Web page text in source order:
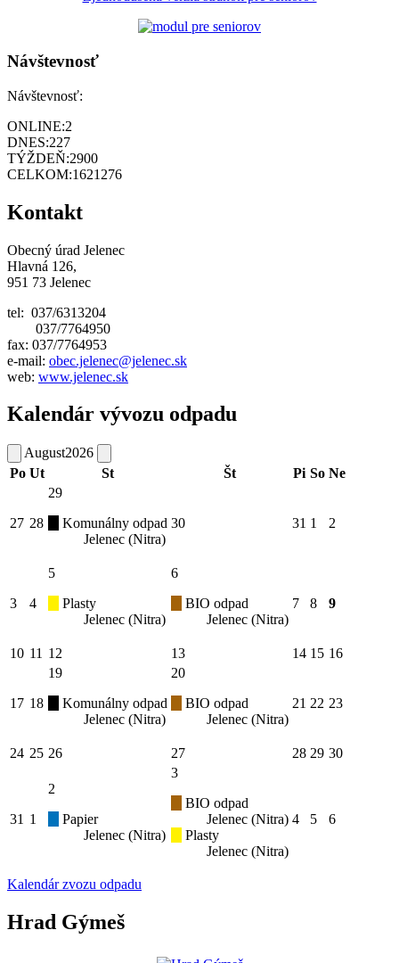
Návštevnosť
Návštevnosť:
ONLINE:2
DNES:227
TÝŽDEŇ:2900
CELKOM:1621276
Kontakt
Obecný úrad Jelenec
Hlavná 126,
951 73 Jelenec
tel: 037/6313204
037/7764950
fax: 037/7764953
e-mail: obec.jelenec@jelenec.sk
web: www.jelenec.sk
Kalendár vývozu odpadu
August2026
Po Ut St Št Pi So Ne
27 28
29
Komunálny odpad
Jelenec (Nitra)
30 31 1 2
3 4
5
Plasty
Jelenec (Nitra)
6
BIO odpad
Jelenec (Nitra)
7 8 9
10 11 12 13 14 15 16
17 18
19
Komunálny odpad
Jelenec (Nitra)
20
BIO odpad
Jelenec (Nitra)
21 22 23
24 25 26 27 28 29 30
31 1
2
Papier
Jelenec (Nitra)
3
BIO odpad
Jelenec (Nitra)
Plasty
Jelenec (Nitra)
4 5 6
Kalendár zvozu odpadu
Hrad Gýmeš